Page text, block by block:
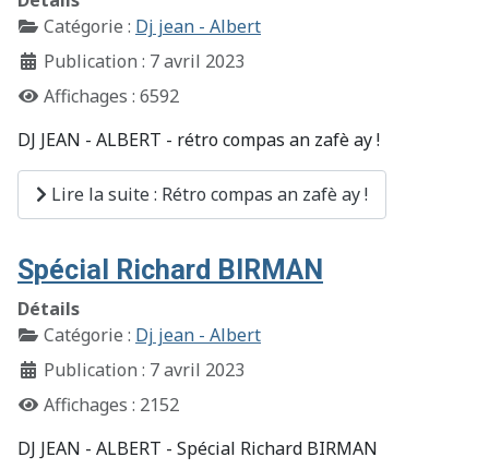
Catégorie : Dj jean - Albert
Publication : 7 avril 2023
Affichages : 6592
DJ JEAN - ALBERT - rétro compas an zafè ay !
Lire la suite : Rétro compas an zafè ay !
Spécial Richard BIRMAN
Détails
Catégorie : Dj jean - Albert
Publication : 7 avril 2023
Affichages : 2152
DJ JEAN - ALBERT - Spécial Richard BIRMAN